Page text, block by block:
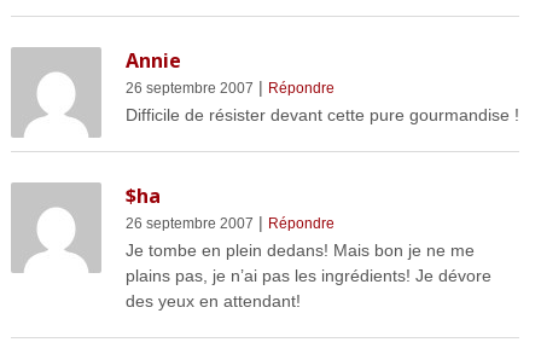
Annie
26 septembre 2007 | Répondre
Difficile de résister devant cette pure gourmandise !
$ha
26 septembre 2007 | Répondre
Je tombe en plein dedans! Mais bon je ne me
plains pas, je n’ai pas les ingrédients! Je dévore
des yeux en attendant!